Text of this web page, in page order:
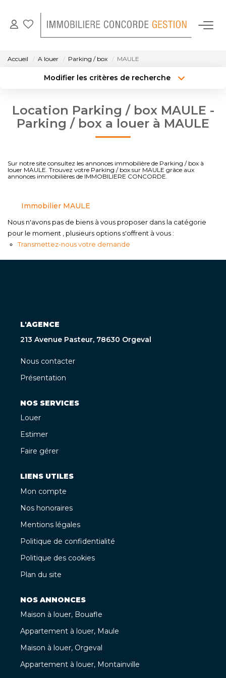
GESTION LOCATIVE
NOTRE AGENCE
CONTACT
Accueil A louer Parking / box MAULE
Modifier les critères de recherche
Surface min Budget max
Location Parking / box MAULE -
Parking / box a louer à MAULE
Sur notre site consultez les annonces immobilière de Parking / box à
louer MAULE. Trouvez votre Parking / box sur MAULE grâce aux
annonces immobilières de IMMOBILIERE CONCORDE.
Immobilier MAULE
Nous n'avons pas de biens à vous proposer dans la catégorie
pour le moment , plusieurs options s'offrent à vous :
Transmettez-nous votre demande
L'AGENCE
213 Avenue Pasteur, 78630 Orgeval
Nous contacter
Présentation
NOS SERVICES
Louer
Estimer
Faire gérer
LIENS UTILES
Mon compte
Nos honoraires
Mentions légales
Politique de confidentialité
Politique des cookies
Plan du site
NOS ANNONCES
Maison à louer, Bouafle
Appartement à louer, Maule
Maison à louer, Orgeval
Appartement à louer, Montainville